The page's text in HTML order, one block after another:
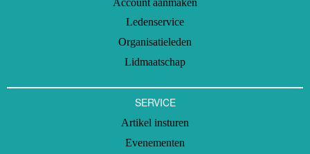
Ledenservice
Organisatieleden
Lidmaatschap
SERVICE
Artikel insturen
Evenementen